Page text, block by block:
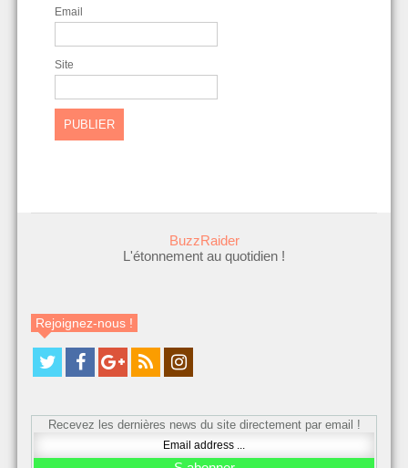
Email
Site
BuzzRaider
L'étonnement au quotidien !
Rejoignez-nous !
Recevez les dernières news du site directement par email !